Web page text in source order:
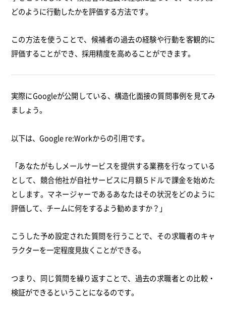
どのように行動したかを評価する方法です。
この方法を使うことで、候補者の過去の経験や行動を客観的に
評価することができ、採用精度を高めることができます。
実際にGoogleが公開している、構造化面接の質問事例を見てみ
ましょう。
以下は、Google re:Workからの引用です。
「あなたがもしメールサービスを提供する業務を行なっている
として、競合他社が自社サービスに月額５ドルで課金を始めた
とします。マネージャーであるあなたはその状況をどのように
評価して、チームに何をするよう勧めますか？」
こうした予め設定された質問を行うことで、その求職者のキャ
ラクターを一定程度見抜くことができる。
つまり、同じ質問を繰り返すことで、過去の求職者との比較・
検証ができるということになるのです。